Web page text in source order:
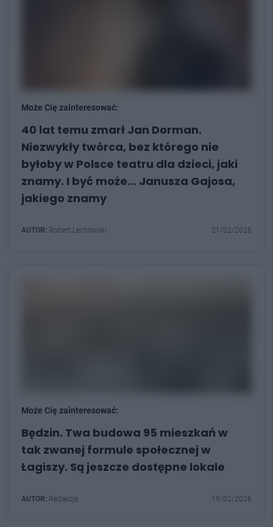
Może Cię zainteresować:
40 lat temu zmarł Jan Dorman.
Niezwykły twórca, bez którego nie
byłoby w Polsce teatru dla dzieci, jaki
znamy. I być może… Janusza Gajosa,
jakiego znamy
AUTOR: Robert Lechowski 21/02/2026
Może Cię zainteresować:
Będzin. Twa budowa 95 mieszkań w
tak zwanej formule społecznej w
Łagiszy. Są jeszcze dostępne lokale
AUTOR: Redakcja 19/02/2026